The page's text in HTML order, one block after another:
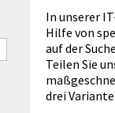
In unserer
Hilfe von
auf der
Teilen Sie
drei